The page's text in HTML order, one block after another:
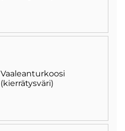
Vaaleanturkoosi
(kierrätysväri)